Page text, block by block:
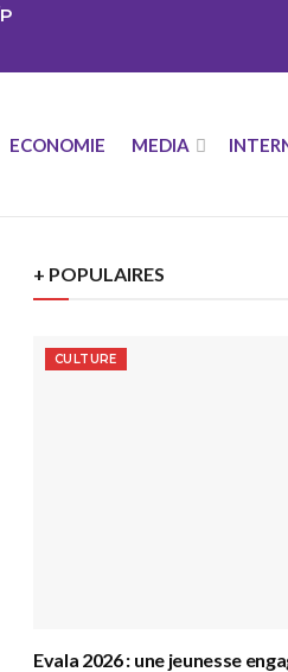
ECONOMIE MEDIA
+ POPULAIRES
CULTURE
Evala 2026 : une jeunesse